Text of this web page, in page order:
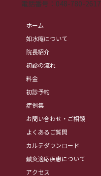
​電話番号： 048-780-2617
ホーム
如水庵について
院長紹介
初診の流れ
料金
初診予約
症例集
お問い合わせ・ご相談
よくあるご質問
カルテダウンロード
鍼灸適応疾患について
アクセス